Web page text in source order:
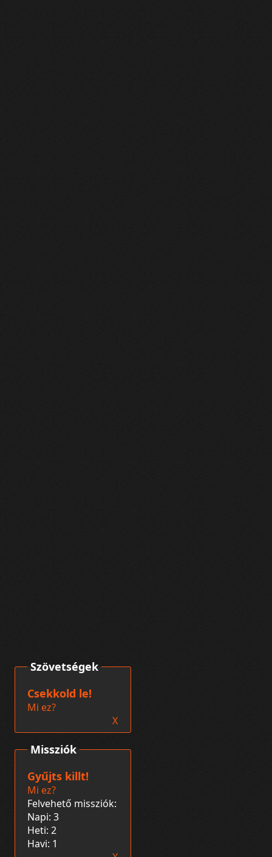
Missziók
Gyűjts killt!
Mi ez?
Felvehető missziók:
Napi: 3
Heti: 2
Havi: 1
Szövetségek
Csekkold le!
Mi ez?
X